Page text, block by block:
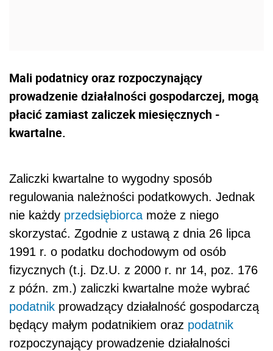
Mali podatnicy oraz rozpoczynający
prowadzenie działalności gospodarczej, mogą
płacić zamiast zaliczek miesięcznych -
kwartalne.
Zaliczki kwartalne to wygodny sposób
regulowania należności podatkowych. Jednak
nie każdy przedsiębiorca może z niego
skorzystać. Zgodnie z ustawą z dnia 26 lipca
1991 r. o podatku dochodowym od osób
fizycznych (t.j. Dz.U. z 2000 r. nr 14, poz. 176
z późn. zm.) zaliczki kwartalne może wybrać
podatnik prowadzący działalność gospodarczą
będący małym podatnikiem oraz podatnik
rozpoczynający prowadzenie działalności